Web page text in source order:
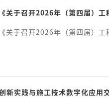
关于召开2026年（第四届）
关于召开2026年（第四届）
新实践与施工技术数字化应用